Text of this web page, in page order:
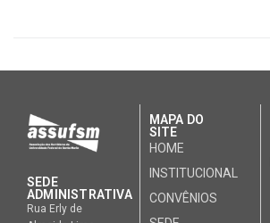
SEDE
ADMINISTRATIVA
Rua Erly de
MAPA DO
SITE
HOME
INSTITUCIONAL
CONVÊNIOS